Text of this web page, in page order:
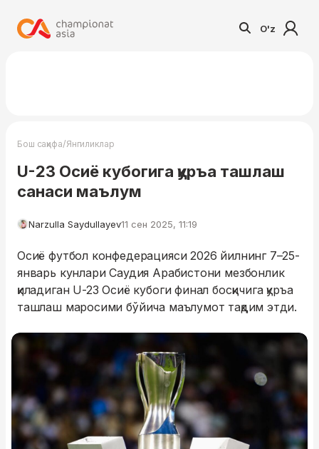
O'z
Бош саҳифа/Янгиликлар
U-23 Осиё кубогига қуръа ташлаш
санаси маълум
Narzulla Saydullayev11 сен 2025, 11:19
Осиё футбол конфедерацияси 2026 йилнинг 7–25-
январь кунлари Саудия Арабистони мезбонлик
қиладиган U-23 Осиё кубоги финал босқичига қуръа
ташлаш маросими бўйича маълумот тақдим этди.